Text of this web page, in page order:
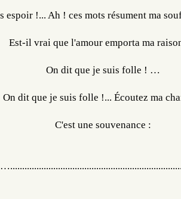
espoir !... Ah ! ces mots résument ma
Est-il vrai que l'amour emporta ma
On dit que je suis folle ! …
On dit que je suis folle !... Écoutez ma
C'est une souvenance :